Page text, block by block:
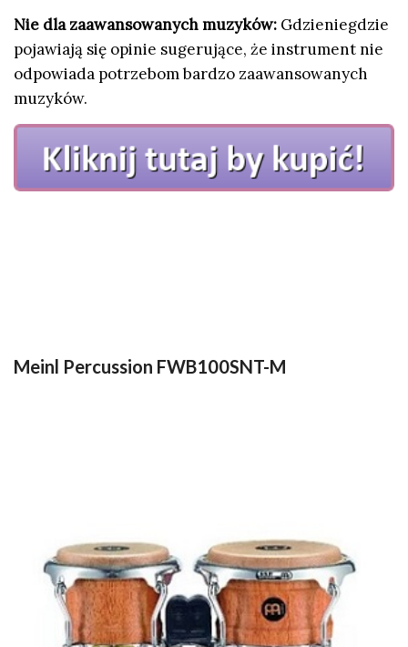
Nie dla zaawansowanych muzyków: Gdzieniegdzie
pojawiają się opinie sugerujące, że instrument nie
odpowiada potrzebom bardzo zaawansowanych
muzyków.
Meinl Percussion FWB100SNT-M